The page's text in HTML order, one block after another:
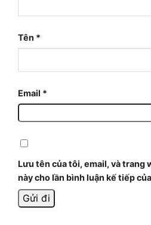
Tên *
Email *
Lưu tên của tôi, email, và trang
này cho lần bình luận kế tiếp